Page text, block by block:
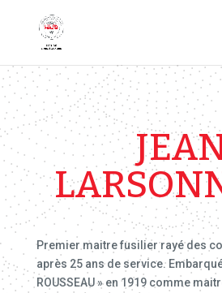
Premier maitre fusilier rayé des
après 25 ans de service. Embarqué
ROUSSEAU » en 1919 comme